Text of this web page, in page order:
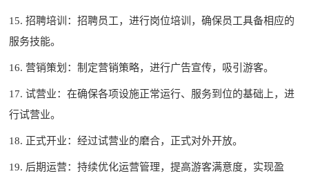
15. 招聘培训：招聘员工，进行岗位培训，确保员工具备相应的
服务技能。
16. 营销策划：制定营销策略，进行广告宣传，吸引游客。
17. 试营业：在确保各项设施正常运行、服务到位的基础上，进
行试营业。
18. 正式开业：经过试营业的磨合，正式对外开放。
19. 后期运营：持续优化运营管理，提高游客满意度，实现盈